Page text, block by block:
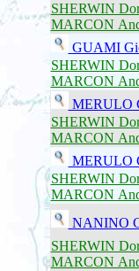
SHERWIN
MARCON
GUAMI
SHERWIN
MARCON
MERULO
SHERWIN
MARCON
MERULO
SHERWIN
MARCON
NANINO
SHERWIN
MARCON